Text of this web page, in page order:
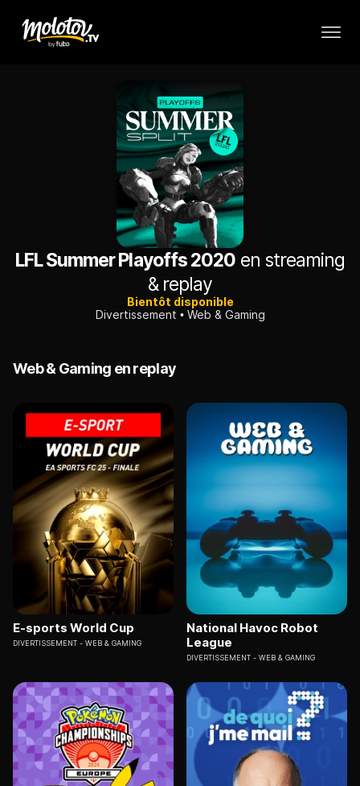
LFL Summer Playoffs 2020 en streaming
& replay
Bientôt disponible
Divertissement
Web & Gaming
Web & Gaming en replay
E-sports World Cup
DIVERTISSEMENT WEB & GAMING
National Havoc Robot
League
DIVERTISSEMENT WEB & GAMING